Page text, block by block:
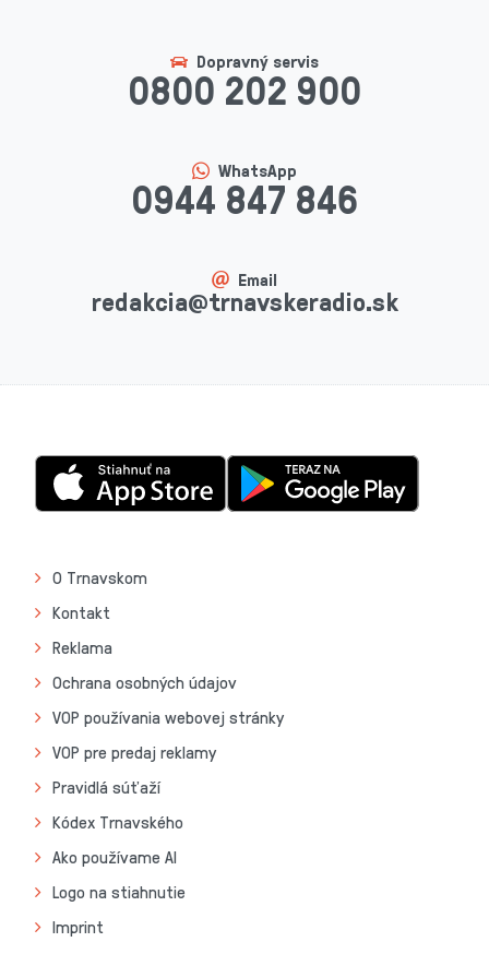
Dopravný servis
0800 202 900
WhatsApp
0944 847 846
Email
redakcia@trnavskeradio.sk
O Trnavskom
Kontakt
Reklama
Ochrana osobných údajov
VOP používania webovej stránky
VOP pre predaj reklamy
Pravidlá súťaží
Kódex Trnavského
Ako používame AI
Logo na stiahnutie
Imprint